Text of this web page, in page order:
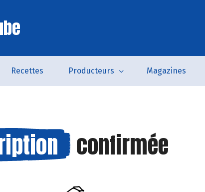
Recettes Producteurs Magazines
confirmée